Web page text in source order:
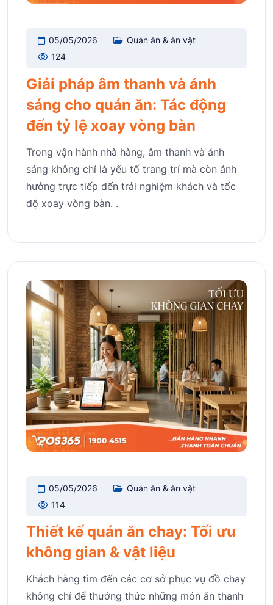
05/05/2026
Quán ăn & ăn vặt
124
Giải pháp âm thanh và ánh
sáng cho quán ăn: Tác động
đến tỷ lệ xoay vòng bàn
Trong vận hành nhà hàng, âm thanh và ánh
sáng không chỉ là yếu tố trang trí mà còn ảnh
hưởng trực tiếp đến trải nghiệm khách và tốc
độ xoay vòng bàn. .
05/05/2026
Quán ăn & ăn vặt
114
Thiết kế quán ăn chay: Tối ưu
không gian & vật liệu
Khách hàng tìm đến các cơ sở phục vụ đồ chay
không chỉ để thưởng thức những món ăn thanh